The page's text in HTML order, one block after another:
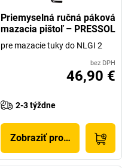
Priemyselná ručná páková
mazacia pištoľ – PRESSOL
pre mazacie tuky do NLGI 2
bez DPH
46,90 €
2-3 týždne
Zobraziť produkt